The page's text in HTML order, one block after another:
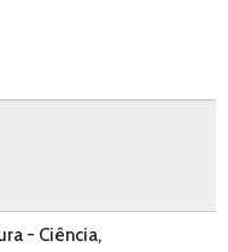
- Ciência,